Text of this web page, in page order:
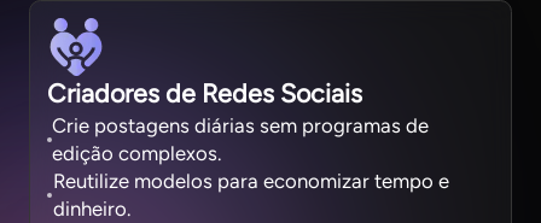
Criadores de Redes Sociais
Crie postagens diárias sem programas de
edição complexos.
Reutilize modelos para economizar tempo e
dinheiro.